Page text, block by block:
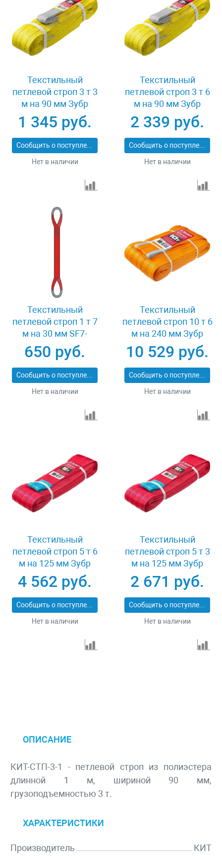
Текстильный
петлевой строп 3 т 3
м на 90 мм Зубр
43553-3-3
1 345 руб.
Сообщить о поступлении
Нет в наличии
Текстильный
петлевой строп 3 т 6
м на 90 мм Зубр
43553-3-6
2 339 руб.
Сообщить о поступлении
Нет в наличии
Текстильный
петлевой строп 1 т 7
м на 30 мм SF7-
СТП-1-7
650 руб.
Сообщить о поступлении
Нет в наличии
Текстильный
петлевой строп 10 т 6
м на 240 мм Зубр
43559-10-6
10 529 руб.
Сообщить о поступлении
Нет в наличии
Текстильный
петлевой строп 5 т 6
м на 125 мм Зубр
43555-5-6
4 562 руб.
Сообщить о поступлении
Нет в наличии
Текстильный
петлевой строп 5 т 3
м на 125 мм Зубр
43555-5-3
2 671 руб.
Сообщить о поступлении
Нет в наличии
ОПИСАНИЕ
КИТ-СТП-3-1 - петлевой строп из полиэстера
длинной 1 м, шириной 90 мм,
грузоподъемностью 3 т.
ХАРАКТЕРИСТИКИ
Производитель
КИТ